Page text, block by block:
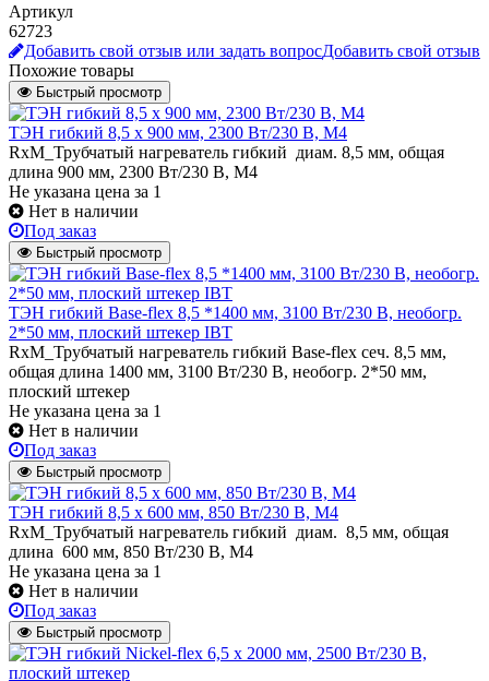
Артикул
62723
Добавить свой отзыв или задать вопросДобавить свой отзыв
Похожие товары
Быстрый просмотр
ТЭН гибкий 8,5 x 900 мм, 2300 Вт/230 В, M4
RxM_Трубчатый нагреватель гибкий диам. 8,5 мм, общая
длина 900 мм, 2300 Вт/230 В, M4
Не указана цена за 1
Нет в наличии
Под заказ
Быстрый просмотр
ТЭН гибкий Base-flex 8,5 *1400 мм, 3100 Вт/230 В, необогр.
2*50 мм, плоский штекер IBT
RxM_Трубчатый нагреватель гибкий Base-flex сеч. 8,5 мм,
общая длина 1400 мм, 3100 Вт/230 В, необогр. 2*50 мм,
плоский штекер
Не указана цена за 1
Нет в наличии
Под заказ
Быстрый просмотр
ТЭН гибкий 8,5 x 600 мм, 850 Вт/230 В, M4
RxM_Трубчатый нагреватель гибкий диам. 8,5 мм, общая
длина 600 мм, 850 Вт/230 В, M4
Не указана цена за 1
Нет в наличии
Под заказ
Быстрый просмотр